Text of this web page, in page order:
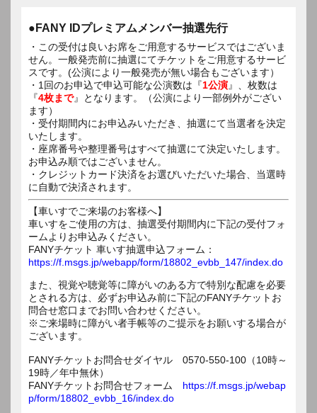
●FANY IDプレミアムメンバー抽選先行
・この受付は良いお席をご用意するサービスではございま
せん。一般発売前に抽選にてチケットをご用意するサービ
スです。(公演により一般発売が無い場合もございます）
・1回のお申込で申込可能な公演数は『1公演』、枚数は
『4枚まで』となります。（公演により一部例外がござい
ます）
・受付期間内にお申込みいただき、抽選にて当選者を決定
いたします。
・座席番号や整理番号はすべて抽選にて決定いたします。
お申込み順ではございません。
・クレジットカード決済をお選びいただいた場合、当選時
に自動で決済されます。
【車いすでご来場のお客様へ】
車いすをご使用の方は、抽選受付期間内に下記の受付フォ
ームよりお申込みください。
FANYチケット 車いす抽選申込フォーム：
https://f.msgs.jp/webapp/form/18802_evbb_147/index.do
また、視覚や聴覚等に障がいのある方で特別な配慮を必要
とされる方は、必ずお申込み前に下記のFANYチケットお
問合せ窓口までお問い合わせください。
※ご来場時に障がい者手帳等のご提示をお願いする場合が
ございます。
FANYチケットお問合せダイヤル 0570-550-100（10時～
19時／年中無休）
FANYチケットお問合せフォーム https://f.msgs.jp/webap
p/form/18802_evbb_16/index.do